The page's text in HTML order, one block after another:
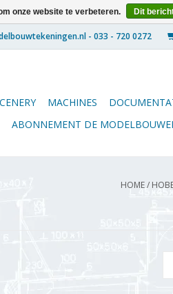
MACHINES
ABONNEMENT DE
HOME/
onze website te verbeteren. Dit